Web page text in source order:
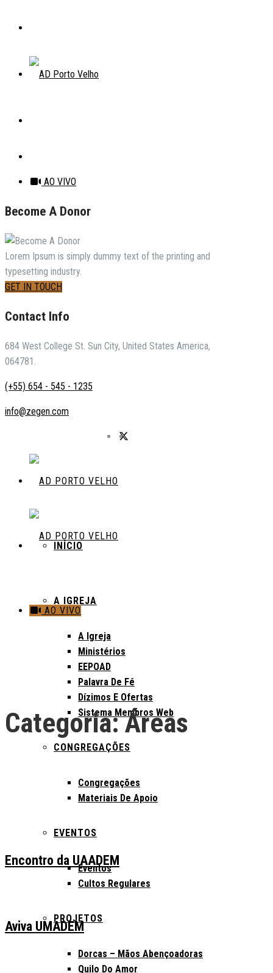
AO VIVO
Become A Donor
Lorem Ipsum is simply dummy text of the printing and
typesetting industry.
GET IN TOUCH
Contact Info
684 West College St. Sun City, United States America,
064781.
(+55) 654 - 545 - 1235
info@zegen.com
INÍCIO
A IGREJA
A Igreja
Ministérios
EEPOAD
Palavra De Fé
Dízimos E Ofertas
Sistema Membros Web
CONGREGAÇÕES
Congregações
Materiais De Apoio
EVENTOS
Eventos
Cultos Regulares
PROJETOS
Dorcas – Mãos Abençoadoras
Quilo Do Amor
AO VIVO
Categoria:Áreas
Encontro da UAADEM
Aviva UMADEM